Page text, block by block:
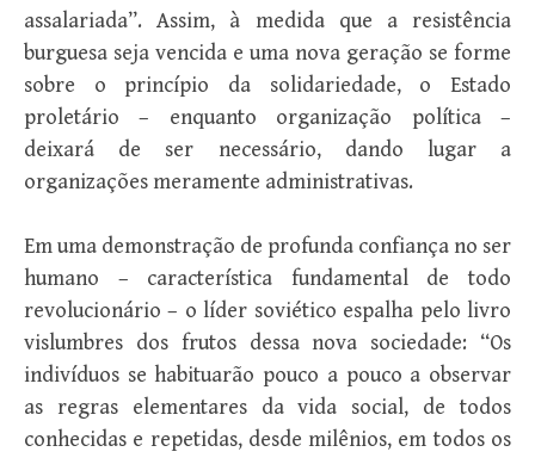
assalariada”. Assim, à medida que a resistência
burguesa seja vencida e uma nova geração se forme
sobre o princípio da solidariedade, o Estado
proletário – enquanto organização política –
deixará de ser necessário, dando lugar a
organizações meramente administrativas.
Em uma demonstração de profunda confiança no ser
humano – característica fundamental de todo
revolucionário – o líder soviético espalha pelo livro
vislumbres dos frutos dessa nova sociedade: “Os
indivíduos se habituarão pouco a pouco a observar
as regras elementares da vida social, de todos
conhecidas e repetidas, desde milênios, em todos os